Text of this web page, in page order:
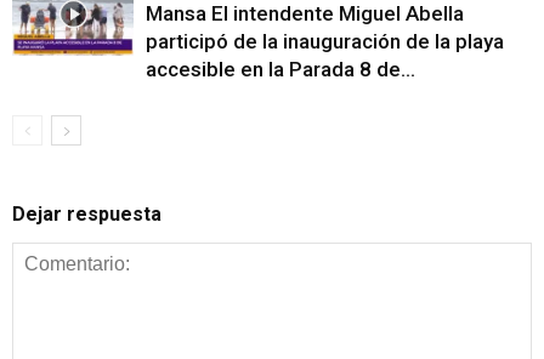
Mansa El intendente Miguel Abella
participó de la inauguración de la playa
accesible en la Parada 8 de...
Dejar respuesta